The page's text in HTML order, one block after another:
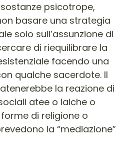
psicotrope,
basare una strategia
solo sull’assunzione di
di riequilibrare la
facendo una
qualche sacerdote. Il
la reazione di
atee o laiche o
di religione o
la “mediazione”